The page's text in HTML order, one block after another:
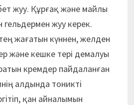
жуу. Құрғақ және майлы
гельдермен жуу керек.
жағатын күннен, желден
және кешке тері демалуы
кремдер пайдаланған
алдында тоникті
қан айналымын